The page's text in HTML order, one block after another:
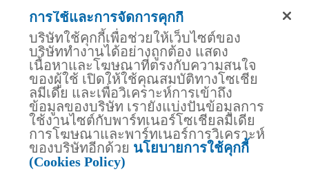
ไทยประกันชีวิต HEALTH CARE SOLUTIONS
สิทธิพิเศษ
แอปพลิเคชัน ไทยประกันชีวิต
ไทยประกันชีวิตแคร์เซ็นเตอร์
ไทยประกันชีวิตเมดิแคร์
ไทยประกันชีวิตอีซี่เพย์
ไทยประกันชีวิตฮอตเคลม
ไทยประกันชีวิตประกันกลุ่ม
บริการสำหรับเจ้าหน้าที่โรงพยาบาล
สถานพยาบาลคู่สัญญา
ไทยประกันชีวิต Telemedicine
123 ถนน รัชดาภิเษก แขวงดินแดง เขตดินแดง
กรุงเทพฯ 10400 โทรศัพท์ 02-2470247
บริษัทฯ ขอแจ้งให้ผู้ใช้บริการทราบว่า บรรดาข้อความ ภาพ เสียง เนื้อหา
ชื่อ ชื่อทางการค้า ส่วนประกอบใดๆ ทั้งหมดของเว็บไซต์ รวมถึง
เครื่องหมายการค้า เครื่องหมาย บริการ ลิขสิทธิ์ สิทธิบัตร ความรู้ต่างๆ
ที่ปรากฏบนเว็บไซต์ของบริษัทฯ นี้ เป็นงานอันได้รับความคุ้มครองตาม
กฎหมายทรัพย์สินทางปัญญาของไทยโดยชอบด้วยกฎหมายของบริษัทฯ
แต่เพียงผู้เดียว หากบุคคลใดลอกเลียน ปลอมแปลง ทำซ้ำ ดัดแปลง เผย
แพร่ต่อสาธารณชน จำหน่าย มีไว้ให้เช่า หรือกระทำการใดๆ ในลักษณะ
ที่เป็นการแสวงหาประโยชน์ทางการค้าหรือประโยชน์โดยมิชอบ ไม่ว่า
โดยประการใดๆ จากทรัพย์สินทางปัญญาดังกล่าวข้างต้น โดยไม่ได้รับ
อนุญาตจากบริษัทฯ บริษัทฯ จะดำเนินการตามกฎหมายกับผู้ทำละเมิด
การใช้และการจัดการคุกกี้
บริษัทใช้คุกกี้เพื่อช่วยให้เว็บไซต์ของ
บริษัททำงานได้อย่างถูกต้อง แสดง
เนื้อหาและโฆษณาที่ตรงกับความสนใจ
ของผู้ใช้ เปิดให้ใช้คุณสมบัติทางโซเชีย
ลมีเดีย และเพื่อวิเคราะห์การเข้าถึง
ข้อมูลของบริษัท เรายังแบ่งปันข้อมูลการ
ใช้งานไซต์กับพาร์ทเนอร์โซเชียลมีเดีย
การโฆษณาและพาร์ทเนอร์การวิเคราะห์
ของบริษัทอีกด้วย นโยบายการใช้คุกกี้
(Cookies Policy)